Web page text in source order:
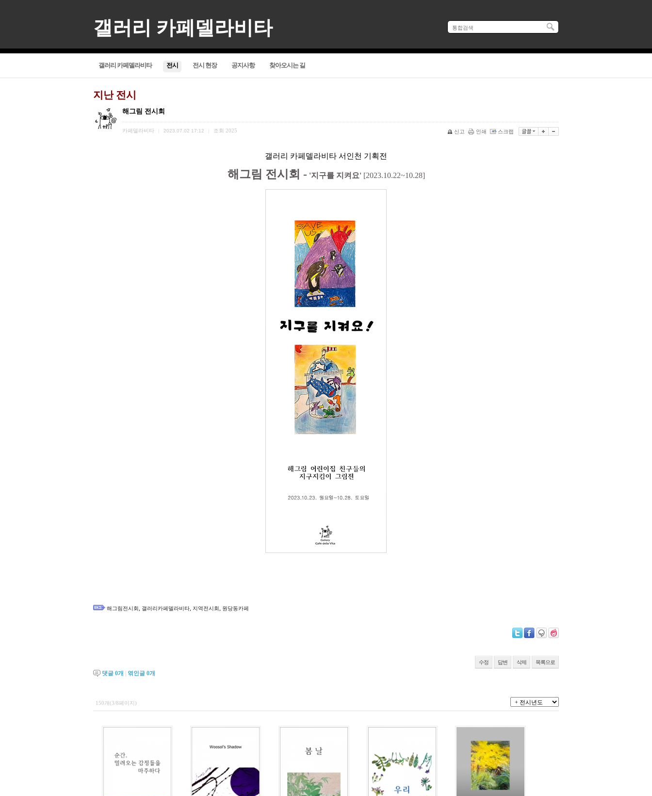
갤러리 카페델라비타
갤러리 카페델라비타 전시 전시 현장 공지사항 찾아오시는 길
지난 전시
해그림 전시회
카페델라비타 2023.07.02 17:12 조회 2025 신고 인쇄 스크랩
갤러리 카페델라비타 서인천 기획전
해그림 전시회 - '지구를 지켜요' [2023.10.22~10.28]
해그림전시회, 갤러리카페델라비타, 지역전시회, 원당동카페
수정 답변 삭제 목록으로
댓글 0개 엮인글 0개
150개(3/8페이지)